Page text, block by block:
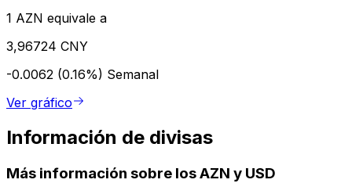
1 AZN equivale a
3,96724 CNY
-0.0062 (0.16%) Semanal
Ver gráfico
Información de divisas
Más información sobre los AZN y USD